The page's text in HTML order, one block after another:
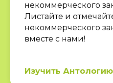
некоммерческого
Листайте и
некоммерческого
вместе с нами!
Изучить Антологию